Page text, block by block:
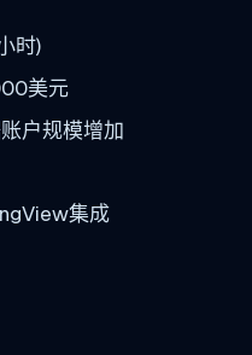
时)
美元
户规模增加
集成